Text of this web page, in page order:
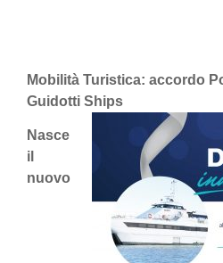
Mobilità Turistica: accordo
Guidotti Ships
Nasce
il
nuovo